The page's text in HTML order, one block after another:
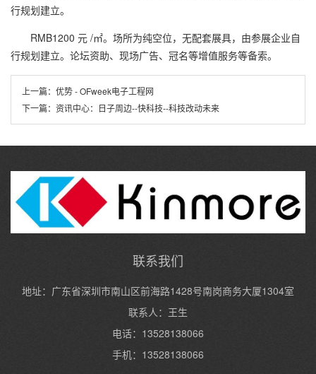
行规划建立。
RMB1200 元 /㎡。场所为纯空位，无配套展具，由参展企业自
行规划建立。论坛资助、现场广告、冠名等增值服务等备索。
上一篇： 优势 - OFweek电子工程网
下一篇： 资讯中心：日子周边--快科技--科技改动未来
联系我们
地址：广东省深圳市南山区前海路1428号南岗商务大厦1304室
联系人：王生
电话：13528138066
手机：13528138066